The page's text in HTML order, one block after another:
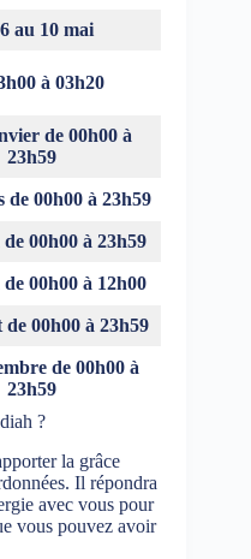
au 10 mai
à 03h20
de 00h00 à
23h59
de 00h00 à 23h59
00h00 à 23h59
00h00 à 12h00
00h00 à 23h59
de 00h00 à
23h59
?
la grâce
Il répondra
avec vous pour
vous pouvez avoir